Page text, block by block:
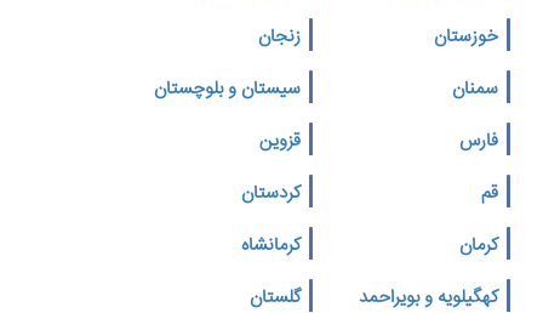
خوزستان
زنجان
سمنان
سیستان و بلوچستان
فارس
قزوین
قم
کردستان
کرمان
کرمانشاه
کهگیلویه و بویراحمد
گلستان